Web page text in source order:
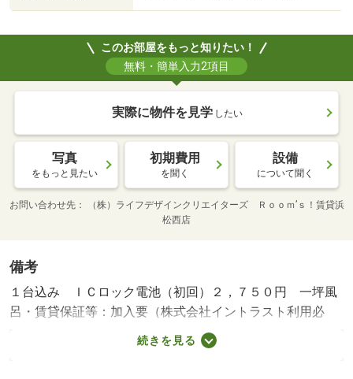
このお部屋をもっと知りたい！
無料・簡単入力2項目
実際に物件を見学 したい
写真
をもっと見たい
初期費用
を聞く
設備
について聞く
お問い合わせ先
（株）ライフデザインクリエイターズ Ｒｏｏｍ’ｓ！賃貸浜
松西店
備考
１台込み ＩＣロック電池（初回）２，７５０円 一坪風
呂・賃貸保証等：加入要（株式会社イントラスト利用必
須 初回保証料・・・３５，０００円 月額保証料・・・
賃料総額の１％＋８００円 更新保証料・・・なし口座振
続きを見る